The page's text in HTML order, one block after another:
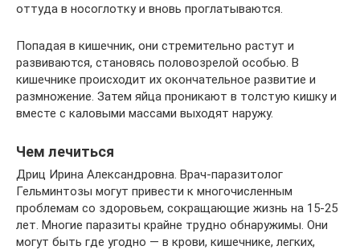
оттуда в носоглотку и вновь проглатываются.
Попадая в кишечник, они стремительно растут и
развиваются, становясь половозрелой особью. В
кишечнике происходит их окончательное развитие и
размножение. Затем яйца проникают в толстую кишку и
вместе с каловыми массами выходят наружу.
Чем лечиться
Дриц Ирина Александровна. Врач-паразитолог
Гельминтозы могут привести к многочисленным
проблемам со здоровьем, сокращающие жизнь на 15-25
лет. Многие паразиты крайне трудно обнаружимы. Они
могут быть где угодно — в крови, кишечнике, легких,